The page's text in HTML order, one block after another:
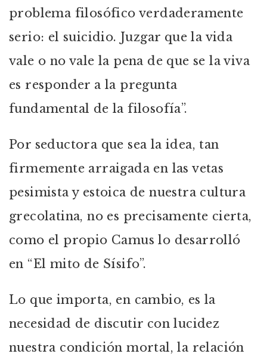
problema filosófico verdaderamente
serio: el suicidio. Juzgar que la vida
vale o no vale la pena de que se la viva
es responder a la pregunta
fundamental de la filosofía”.
Por seductora que sea la idea, tan
firmemente arraigada en las vetas
pesimista y estoica de nuestra cultura
grecolatina, no es precisamente cierta,
como el propio Camus lo desarrolló
en “El mito de Sísifo”.
Lo que importa, en cambio, es la
necesidad de discutir con lucidez
nuestra condición mortal, la relación